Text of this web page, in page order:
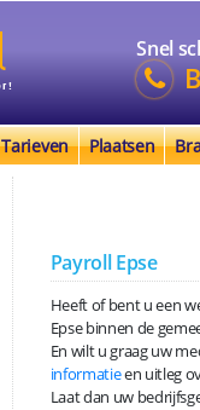
Snel
Tarieven Plaatsen
Payroll Epse
Heeft of bent u een
Epse binnen de
En wilt u graag uw
informatieen uitleg
Laat dan uw